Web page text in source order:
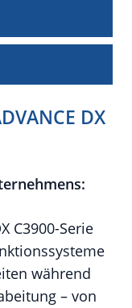
DX
C3900-Serie
während
– von